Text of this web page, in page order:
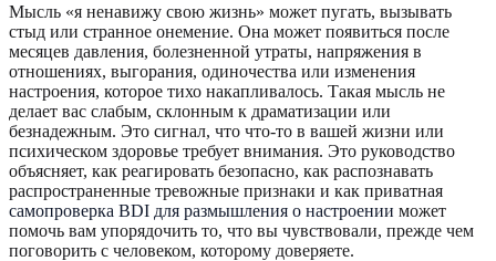
Мысль «я ненавижу свою жизнь» может пугать, вызывать
стыд или странное онемение. Она может появиться после
месяцев давления, болезненной утраты, напряжения в
отношениях, выгорания, одиночества или изменения
настроения, которое тихо накапливалось. Такая мысль не
делает вас слабым, склонным к драматизации или
безнадежным. Это сигнал, что что-то в вашей жизни или
психическом здоровье требует внимания. Это руководство
объясняет, как реагировать безопасно, как распознавать
распространенные тревожные признаки и как приватная
самопроверка BDI для размышления о настроении может
помочь вам упорядочить то, что вы чувствовали, прежде чем
поговорить с человеком, которому доверяете.